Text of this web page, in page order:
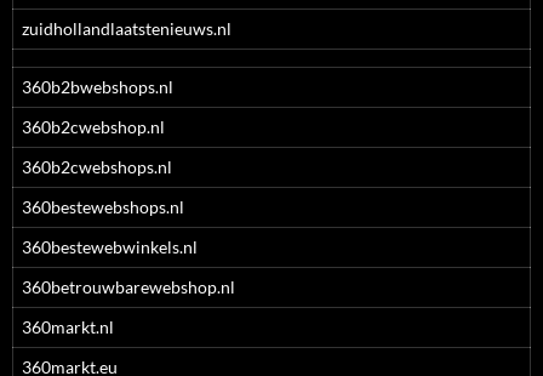
zuidhollandlaatstenieuws.nl
360b2bwebshops.nl
360b2cwebshop.nl
360b2cwebshops.nl
360bestewebshops.nl
360bestewebwinkels.nl
360betrouwbarewebshop.nl
360markt.nl
360markt.eu